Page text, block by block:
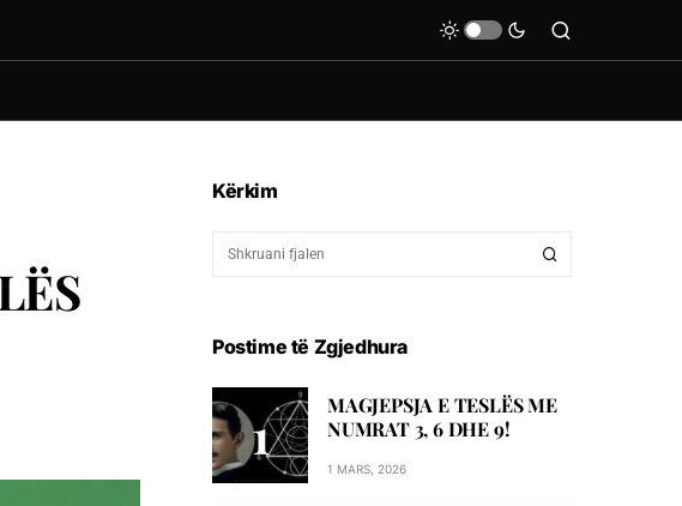
Kërkim
Postime të Zgjedhura
MAGJEPSJA E TESLËS ME
NUMRAT 3, 6 DHE 9!
1 MARS, 2026